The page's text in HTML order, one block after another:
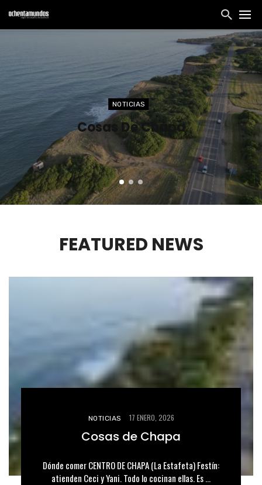
NOTICIAS
Cosas De Chapa
FEATURED NEWS
NOTICIAS 17 ENERO, 2026
Cosas de Chapa
Dónde comer CENTRO DE CHAPA (La Estafeta) Festín:
atienden Ceci y Yani. Todo lo cocinan ellas. Es ...